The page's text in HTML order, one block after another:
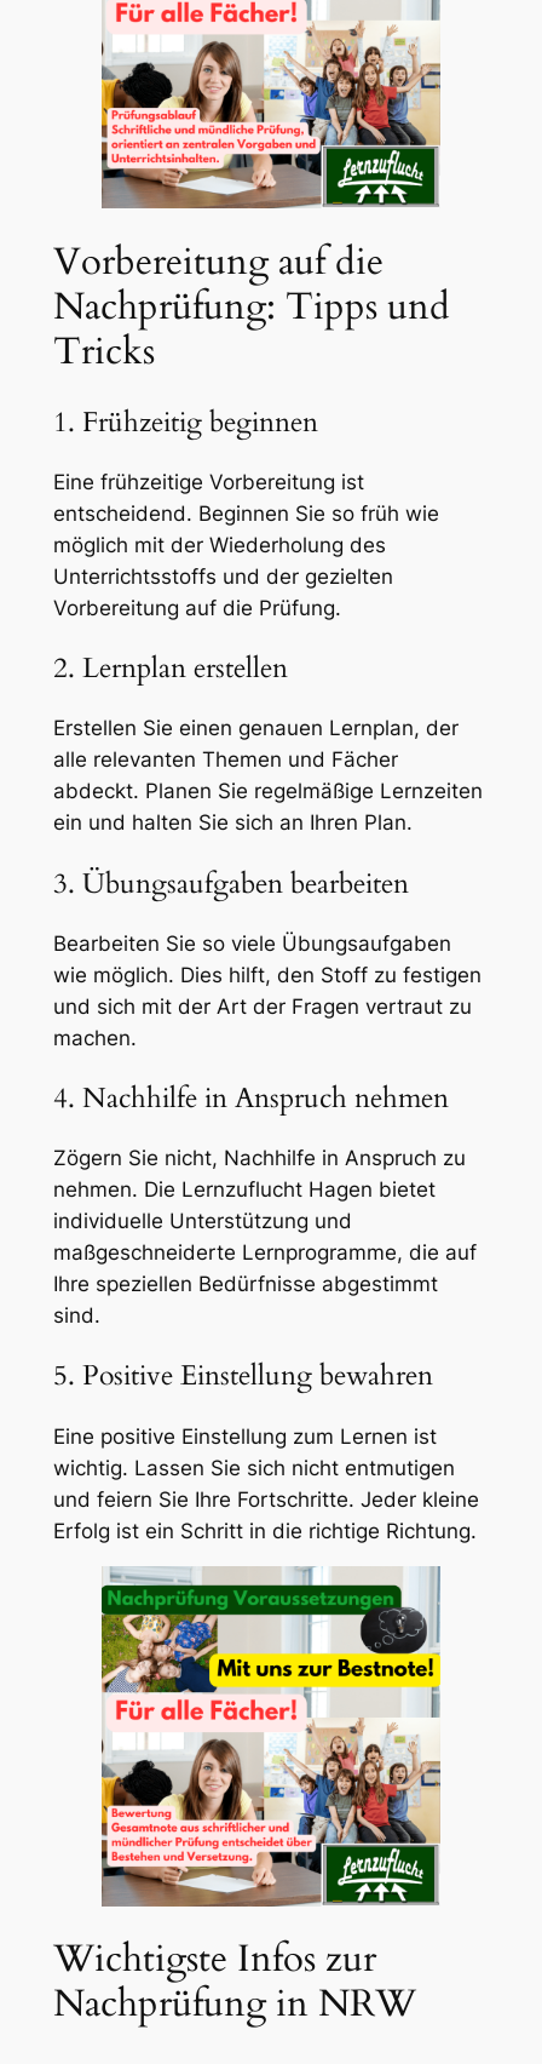
Vorbereitung auf die
Nachprüfung: Tipps und
Tricks
1. Frühzeitig beginnen
Eine frühzeitige Vorbereitung ist
entscheidend. Beginnen Sie so früh wie
möglich mit der Wiederholung des
Unterrichtsstoffs und der gezielten
Vorbereitung auf die Prüfung.
2. Lernplan erstellen
Erstellen Sie einen genauen Lernplan, der
alle relevanten Themen und Fächer
abdeckt. Planen Sie regelmäßige Lernzeiten
ein und halten Sie sich an Ihren Plan.
3. Übungsaufgaben bearbeiten
Bearbeiten Sie so viele Übungsaufgaben
wie möglich. Dies hilft, den Stoff zu festigen
und sich mit der Art der Fragen vertraut zu
machen.
4. Nachhilfe in Anspruch nehmen
Zögern Sie nicht, Nachhilfe in Anspruch zu
nehmen. Die Lernzuflucht Hagen bietet
individuelle Unterstützung und
maßgeschneiderte Lernprogramme, die auf
Ihre speziellen Bedürfnisse abgestimmt
sind.
5. Positive Einstellung bewahren
Eine positive Einstellung zum Lernen ist
wichtig. Lassen Sie sich nicht entmutigen
und feiern Sie Ihre Fortschritte. Jeder kleine
Erfolg ist ein Schritt in die richtige Richtung.
Wichtigste Infos zur
Nachprüfung in NRW